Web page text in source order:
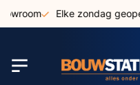
naar
Elke zondag